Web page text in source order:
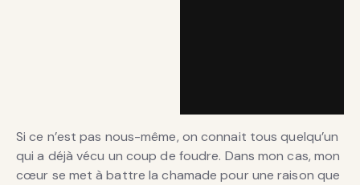
Si ce n’est pas nous-même, on connait tous quelqu’un
qui a déjà vécu un coup de foudre. Dans mon cas, mon
cœur se met à battre la chamade pour une raison que